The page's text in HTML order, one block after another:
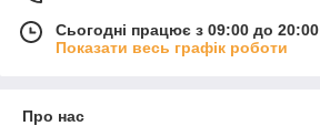
Сьогодні працює з 09:00 до 20:00
Показати весь графік роботи
Про нас